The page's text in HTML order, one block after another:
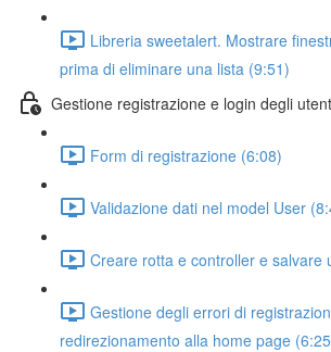
Libreria sweetalert. Mostrare
prima di eliminare una lista (9:51)
Gestione registrazione e login degli
Form di registrazione (6:08)
Validazione dati nel model User
Creare rotta e controller e salvare
Gestione degli errori di
redirezionamento alla home page